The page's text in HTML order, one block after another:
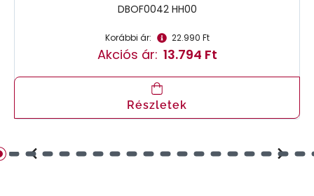
DBOF0042 HH00
Korábbi ár: 22.990 Ft
Akciós ár: 13.794 Ft
Részletek